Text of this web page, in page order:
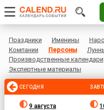
Праздники Именины
Компании
Персоны
Производственные календари
Экспертные материалы
СЕГОДНЯ
9 августа